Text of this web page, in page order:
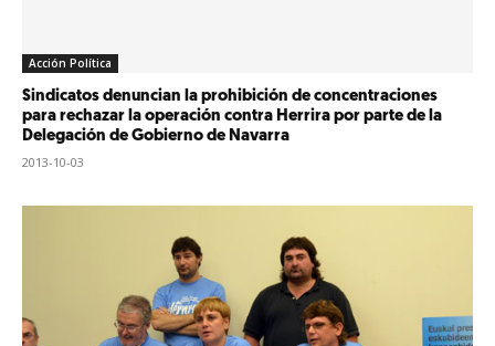
Acción Política
Sindicatos denuncian la prohibición de concentraciones
para rechazar la operación contra Herrira por parte de la
Delegación de Gobierno de Navarra
2013-10-03